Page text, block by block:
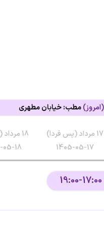
مطب: خیابان مطهری
17 مرداد (پس فردا)
1405-05-17
18 مرداد (یکشنبه)
05-18